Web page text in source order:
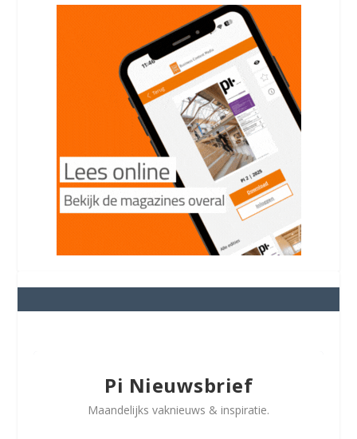
Pi Nieuwsbrief
Maandelijks vaknieuws & inspiratie.